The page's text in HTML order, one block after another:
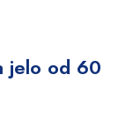
jelo od 60